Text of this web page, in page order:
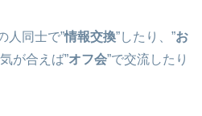
人同士で”情報交換”したり、”お
が合えば”オフ会”で交流したり